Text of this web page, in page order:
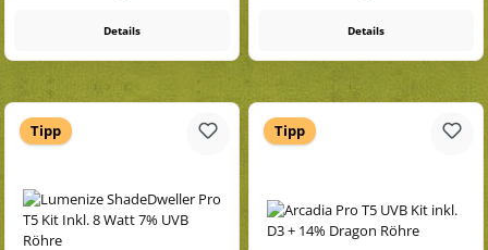
Details Details
Tipp Tipp